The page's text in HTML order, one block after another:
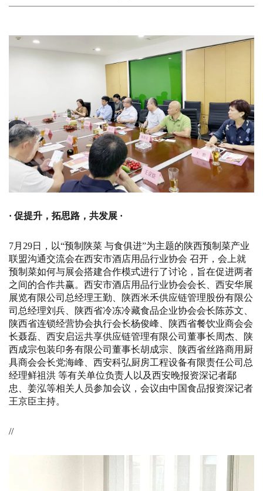
· 促提升，拓思路，共发展 ·
7月29日，以“预制陕菜 与食俱进”为主题的陕西预制菜产业
联盟沟通交流会在西安市酒店用品行业协会 召开，会上就
预制菜如何与展会搭建合作模式进行了讨论，旨在促进两者
之间的合作共赢。西安市酒店用品行业协会会长、西安华展
展览有限公司总经理王勤、陕西米禾供应链管理股份有限公
司总经理刘兵、陕西省冷冻冷藏食品企业协会会长陈苏文、
陕西省连锁经营协会执行会长杨俊峰、陕西省餐饮业商会会
长聂磊、西安启运共享供应链管理有限公司董事长周杰、陕
西成宗包装印务有限公司董事长胡成宗、陕西省丝路商用厨
具商会会长党海峰、西安科弘厨房工程设备有限责任公司总
经理鲜祖洪 等有关单位负责人以及西安晚报资深记者鄢
忠、姜泓等相关人员参加会议，会议由中国食品报资深记者
王京臣主持。
//